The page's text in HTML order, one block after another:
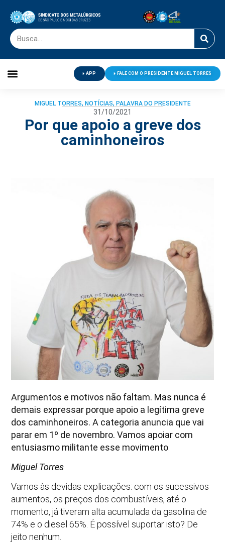
APP FALE COM O PRESIDENTE MIGUEL TORRES
MIGUEL TORRES, NOTÍCIAS, PALAVRA DO PRESIDENTE
31/10/2021
Por que apoio a greve dos
caminhoneiros
Argumentos e motivos não faltam. Mas nunca é
demais expressar porque apoio a legítima greve
dos caminhoneiros. A categoria anuncia que vai
parar em 1º de novembro. Vamos apoiar com
entusiasmo militante esse movimento
Miguel Torres
Vamos às devidas explicações: com os sucessivos
aumentos, os preços dos combustíveis, até o
momento, já tiveram alta acumulada da gasolina de
74% e o diesel 65%. É possível suportar isto? De
jeito nenhum.